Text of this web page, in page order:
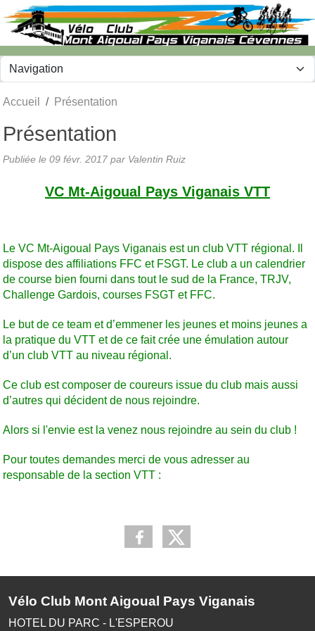
Accueil Présentation
Présentation
Publiée le 09 févr. 2017 par Valentin Ruiz
VC Mt-Aigoual Pays Viganais VTT
Le VC Mt-Aigoual Pays Viganais est un club VTT régional. Il
dispose des affiliations FFC et FSGT. Le club a un calendrier
de course bien fourni dans tout le sud de la France, TRJV,
Challenge Gardois, courses FSGT et FFC.
Le but de ce team et d’emmener les jeunes et moins jeunes a
la pratique du VTT et de ce fait crée une émulation autour
d’un club VTT au niveau régional.
Ce club est composer de coureurs issue du club mais aussi
d’autres qui décident de nous rejoindre.
Alors si l'envie est la venez nous rejoindre au sein du club !
Pour toutes demandes merci de vous adresser au
responsable de la section VTT :
Vélo Club Mont Aigoual Pays Viganais
HOTEL DU PARC - L'ESPEROU
Panneau de gestion des cookies